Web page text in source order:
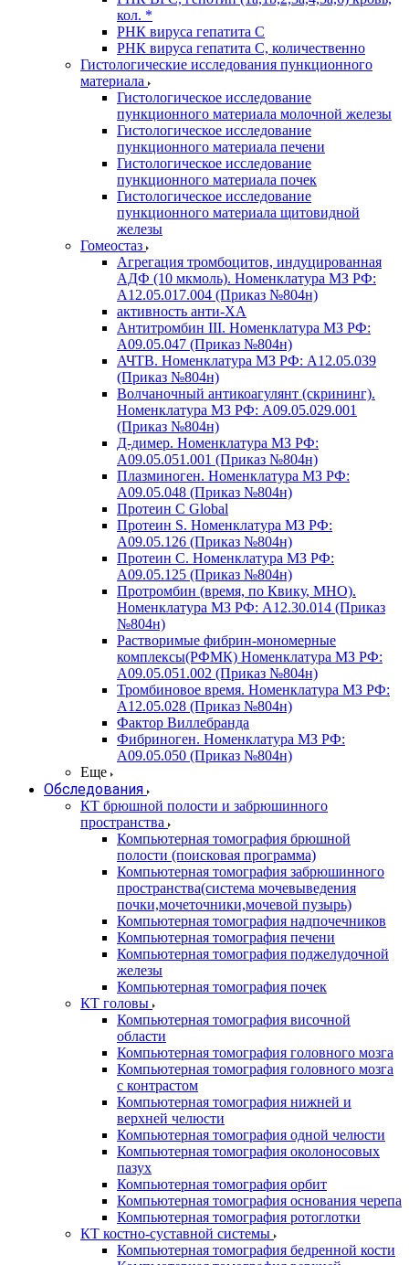
кол. *
РНК вируса гепатита C
РНК вируса гепатита C, количественно
Гистологические исследования пункционного
материала
Гистологическое исследование
пункционного материала молочной железы
Гистологическое исследование
пункционного материала печени
Гистологическое исследование
пункционного материала почек
Гистологическое исследование
пункционного материала щитовидной
железы
Гомеостаз
Агрегация тромбоцитов, индуцированная
АДФ (10 мкмоль). Номенклатура МЗ РФ:
A12.05.017.004 (Приказ №804н)
активность анти-ХА
Антитромбин III. Номенклатура МЗ РФ:
A09.05.047 (Приказ №804н)
АЧТВ. Номенклатура МЗ РФ: A12.05.039
(Приказ №804н)
Волчаночный антикоагулянт (скрининг).
Номенклатура МЗ РФ: A09.05.029.001
(Приказ №804н)
Д-димер. Номенклатура МЗ РФ:
A09.05.051.001 (Приказ №804н)
Плазминоген. Номенклатура МЗ РФ:
A09.05.048 (Приказ №804н)
Протеин C Global
Протеин S. Номенклатура МЗ РФ:
A09.05.126 (Приказ №804н)
Протеин С. Номенклатура МЗ РФ:
A09.05.125 (Приказ №804н)
Протромбин (время, по Квику, МНО).
Номенклатура МЗ РФ: A12.30.014 (Приказ
№804н)
Растворимые фибрин-мономерные
комплексы(РФМК) Номенклатура МЗ РФ:
A09.05.051.002 (Приказ №804н)
Тромбиновое время. Номенклатура МЗ РФ:
A12.05.028 (Приказ №804н)
Фактор Виллебранда
Фибриноген. Номенклатура МЗ РФ:
A09.05.050 (Приказ №804н)
Еще
Обследования
КТ брюшной полости и забрюшинного
пространства
Компьютерная томография брюшной
полости (поисковая программа)
Компьютерная томография забрюшинного
пространства(система мочевыведения
почки,мочеточники,мочевой пузырь)
Компьютерная томография надпочечников
Компьютерная томография печени
Компьютерная томография поджелудочной
железы
Компьютерная томография почек
КТ головы
Компьютерная томография височной
области
Компьютерная томография головного мозга
Компьютерная томография головного мозга
с контрастом
Компьютерная томография нижней и
верхней челюсти
Компьютерная томография одной челюсти
Компьютерная томография околоносовых
пазух
Компьютерная томография орбит
Компьютерная томография основания черепа
Компьютерная томография ротоглотки
КТ костно-суставной системы
Компьютерная томография бедренной кости